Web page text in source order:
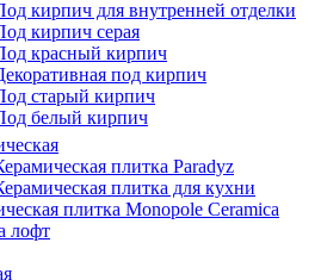
кирпич для внутренней отделки
кирпич серая
красный кирпич
под кирпич
старый кирпич
белый кирпич
плитка Paradyz
плитка для кухни
плитка Monopole Ceramica
лофт